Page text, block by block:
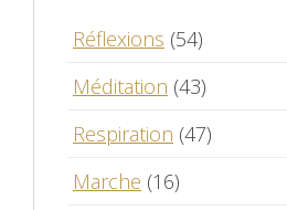
Réflexions (54)
Méditation (43)
Respiration (47)
Marche (16)